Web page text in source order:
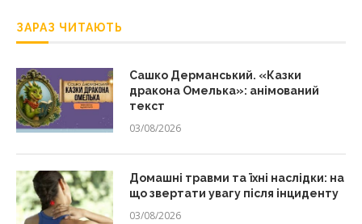
ЗАРАЗ ЧИТАЮТЬ
Сашко Дерманський. «Казки
дракона Омелька»: анімований
текст
03/08/2026
Домашні травми та їхні наслідки: на
що звертати увагу після інциденту
03/08/2026